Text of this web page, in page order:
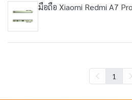
มือถือ Xiaomi Redmi A7
1